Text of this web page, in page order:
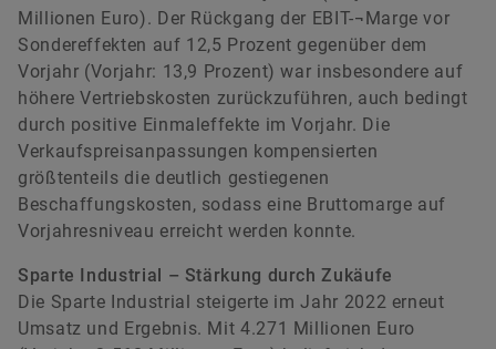
Millionen Euro). Der Rückgang der EBIT-¬Marge vor
Sondereffekten auf 12,5 Prozent gegenüber dem
Vorjahr (Vorjahr: 13,9 Prozent) war insbesondere auf
höhere Vertriebskosten zurückzuführen, auch bedingt
durch positive Einmaleffekte im Vorjahr. Die
Verkaufspreisanpassungen kompensierten
größtenteils die deutlich gestiegenen
Beschaffungskosten, sodass eine Bruttomarge auf
Vorjahresniveau erreicht werden konnte.
Sparte Industrial – Stärkung durch Zukäufe
Die Sparte Industrial steigerte im Jahr 2022 erneut
Umsatz und Ergebnis. Mit 4.271 Millionen Euro